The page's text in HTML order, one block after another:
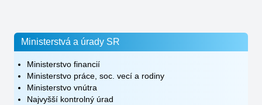
Ministerstvá a úrady SR
Ministerstvo financií
Ministerstvo práce, soc. vecí a rodiny
Ministerstvo vnútra
Najvyšší kontrolný úrad